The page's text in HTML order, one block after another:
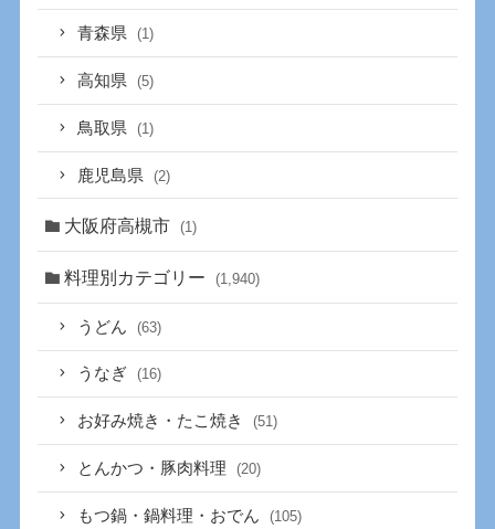
青森県 (1)
高知県 (5)
鳥取県 (1)
鹿児島県 (2)
大阪府高槻市 (1)
料理別カテゴリー (1,940)
うどん (63)
うなぎ (16)
お好み焼き・たこ焼き (51)
とんかつ・豚肉料理 (20)
もつ鍋・鍋料理・おでん (105)